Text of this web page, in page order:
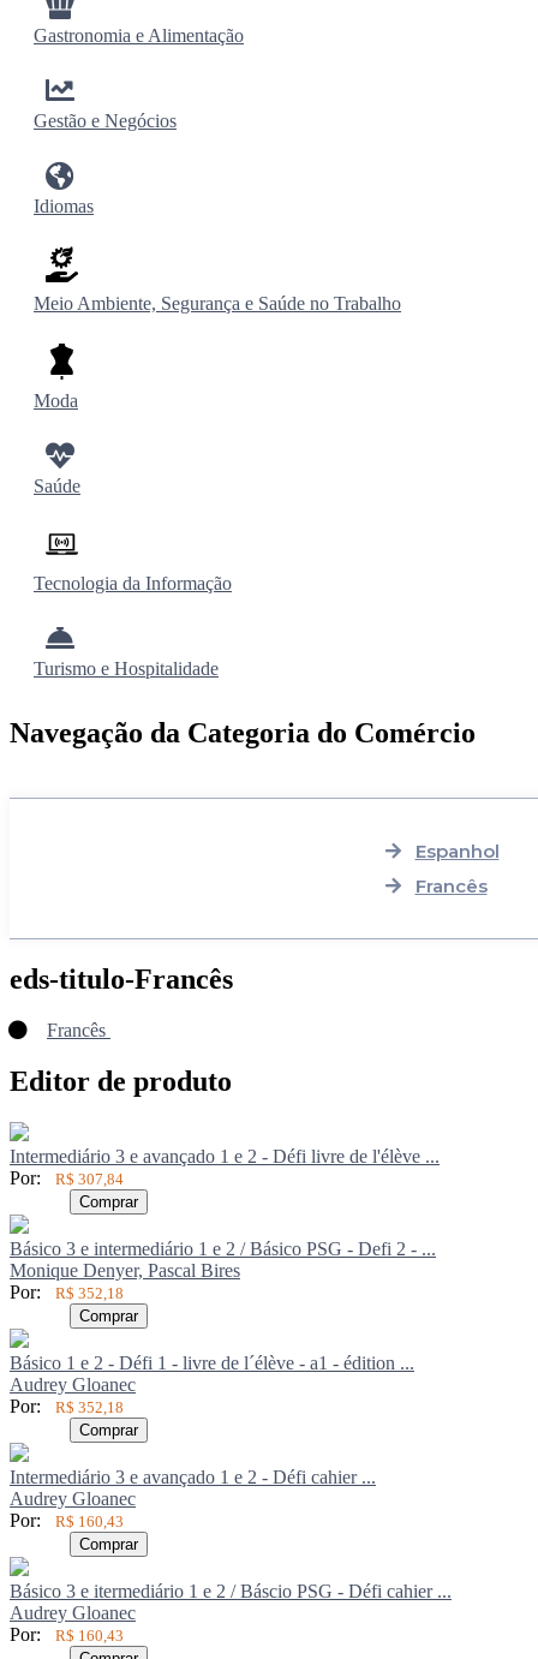
Gastronomia e Alimentação
Gestão e Negócios
Idiomas
Meio Ambiente, Segurança e Saúde no Trabalho
Moda
Saúde
Tecnologia da Informação
Turismo e Hospitalidade
Navegação da Categoria do Comércio
Espanhol
Francês
eds-titulo-Francês
Francês
Editor de produto
Intermediário 3 e avançado 1 e 2 - Défi livre de l'élève ...
Por:
R$ 307,84
Comprar
Básico 3 e intermediário 1 e 2 / Básico PSG - Defi 2 - ...
Monique Denyer, Pascal Bires
Por:
R$ 352,18
Comprar
Básico 1 e 2 - Défi 1 - livre de l´élève - a1 - édition ...
Audrey Gloanec
Por:
R$ 352,18
Comprar
Intermediário 3 e avançado 1 e 2 - Défi cahier ...
Audrey Gloanec
Por:
R$ 160,43
Comprar
Básico 3 e itermediário 1 e 2 / Báscio PSG - Défi cahier ...
Audrey Gloanec
Por:
R$ 160,43